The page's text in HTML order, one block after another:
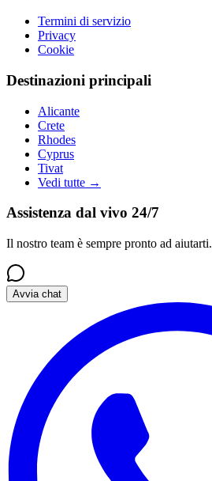
Termini di servizio
Privacy
Cookie
Destinazioni principali
Alicante
Crete
Rhodes
Cyprus
Tivat
Vedi tutte →
Assistenza dal vivo 24/7
Il nostro team è sempre pronto ad aiutarti.
Avvia chat